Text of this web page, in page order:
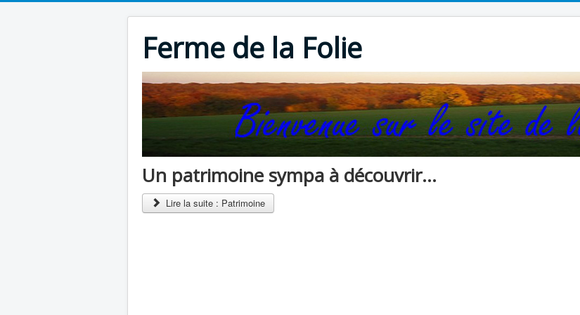
Ferme de la Folie
Un patrimoine sympa à découvrir...
Lire la suite : Patrimoine